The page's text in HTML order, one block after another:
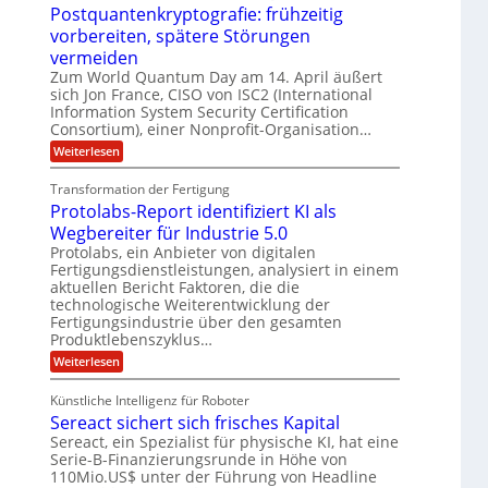
S
-
D
o
l
l
a
r
E
A
u
n
d
L
a
t
e
i
n
m
e
r
i
k
a
C
u
s
t
o
m
e
r
O
ff
i
e
r
t
K
o
m
p
e
t
e
n
z
e
n
t
r
u
m
f
ü
r
3
D
-
D
u
c
k
t
r
a
g
s
d
ä
m
p
f
e
f
ü
r
d
e
n
M
a
s
c
h
i
n
n
-
u
n
d
Postquantenkryptografie: frühzeitig
vorbereiten, spätere Störungen
vermeiden
Zum World Quantum Day am 14. April äußert
sich Jon France, CISO von ISC2 (International
Information System Security Certification
Consortium), einer Nonprofit-Organisation…
Weiterlesen:
P
s
t
q
u
a
n
t
e
n
k
r
y
p
o
g
r
a
f
Transformation der Fertigung
Protolabs-Report identifiziert KI als
Wegbereiter für Industrie 5.0
Protolabs, ein Anbieter von digitalen
Fertigungsdienstleistungen, analysiert in einem
aktuellen Bericht Faktoren, die die
technologische Weiterentwicklung der
Fertigungsindustrie über den gesamten
Produktlebenszyklus…
Weiterlesen:
P
o
t
o
l
a
b
Künstliche Intelligenz für Roboter
Sereact sichert sich frisches Kapital
Sereact, ein Spezialist für physische KI, hat eine
Serie-B-Finanzierungsrunde in Höhe von
110Mio.US$ unter der Führung von Headline